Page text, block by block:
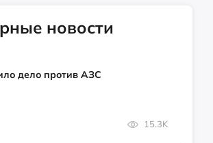
новости
дело против АЗС
15.3K